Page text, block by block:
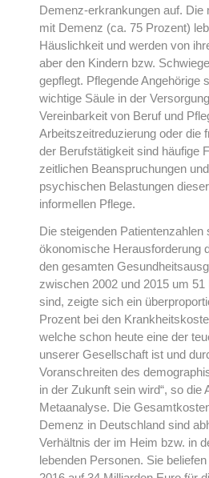
Demenz-erkrankungen auf. Die
mit Demenz (ca. 75 Prozent)
Häuslichkeit und werden von
aber den Kindern bzw.
gepflegt. Pflegende Angehörige
wichtige Säule in der
Vereinbarkeit von Beruf und
Arbeitszeitreduzierung oder die
der Berufstätigkeit sind häufige
zeitlichen Beanspruchungen
psychischen Belastungen
informellen Pflege.
Die steigenden Patientenzahlen
ökonomische Herausforderung
den gesamten
zwischen 2002 und 2015 um
sind, zeigte sich ein
Prozent bei den
welche schon heute eine der
unserer Gesellschaft ist und
Voranschreiten des
in der Zukunft sein wird“, so die
Metaanalyse. Die
Demenz in Deutschland sind
Verhältnis der im Heim bzw. in
lebenden Personen. Sie